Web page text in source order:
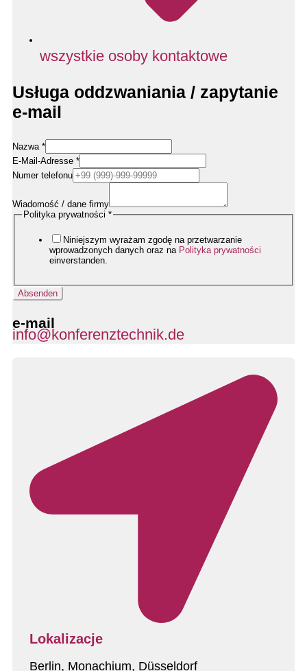
wszystkie osoby kontaktowe
Usługa oddzwaniania / zapytanie
e-mail
Nazwa *
E-Mail-Adresse *
Numer telefonu
Wiadomość / dane firmy
Firmendaten
Datenschutzerklärung
Polityka prywatności *
Niniejszym wyrażam zgodę na przetwarzanie
wprowadzonych danych oraz na Polityka prywatności
einverstanden.
Absenden
e-mail
info@konferenztechnik.de
Lokalizacje
Berlin, Monachium, Düsseldorf